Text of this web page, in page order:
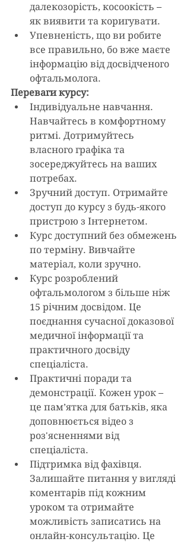
далекозорість, косоокість –
як виявити та коригувати.
Упевненість, що ви робите
все правильно, бо вже маєте
інформацію від досвідченого
офтальмолога.
Переваги курсу:
Індивідуальне навчання.
Навчайтесь в комфортному
ритмі. Дотримуйтесь
власного графіка та
зосереджуйтесь на ваших
потребах.
Зручний доступ. Отримайте
доступ до курсу з будь-якого
пристрою з Інтернетом.
Курс доступний без обмежень
по терміну. Вивчайте
матеріал, коли зручно.
Курс розроблений
офтальмологом з більше ніж
15 річним досвідом. Це
поєднання сучасної доказової
медичної інформації та
практичного досвіду
спеціаліста.
Практичні поради та
демонстрації. Кожен урок –
це пам’ятка для батьків, яка
доповнюється відео з
роз'ясненнями від
спеціаліста.
Підтримка від фахівця.
Залишайте питання у вигляді
коментарів під кожним
уроком та отримайте
можливість записатись на
онлайн-консультацію. Це